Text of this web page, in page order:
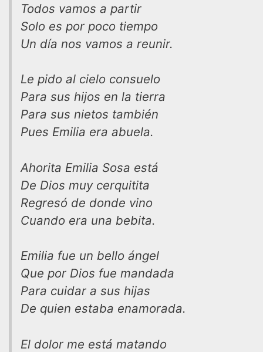
Todos vamos a partir
Solo es por poco tiempo
Un día nos vamos a reunir.
Le pido al cielo consuelo
Para sus hijos en la tierra
Para sus nietos también
Pues Emilia era abuela.
Ahorita Emilia Sosa está
De Dios muy cerquitita
Regresó de donde vino
Cuando era una bebita.
Emilia fue un bello ángel
Que por Dios fue mandada
Para cuidar a sus hijas
De quien estaba enamorada.
El dolor me está matando